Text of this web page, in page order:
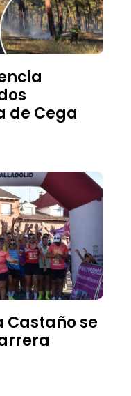
de Cega
Castaño se